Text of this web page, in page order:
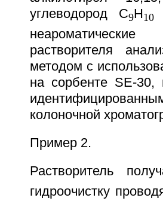
углеводород С9Н 10
растворителя
методом с
на сорбенте SE-30,
колоночной
Пример 2.
Растворитель
гидроочистку